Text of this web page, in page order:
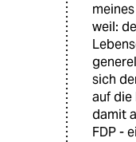
weil:
sich
auf die
damit
FDP -